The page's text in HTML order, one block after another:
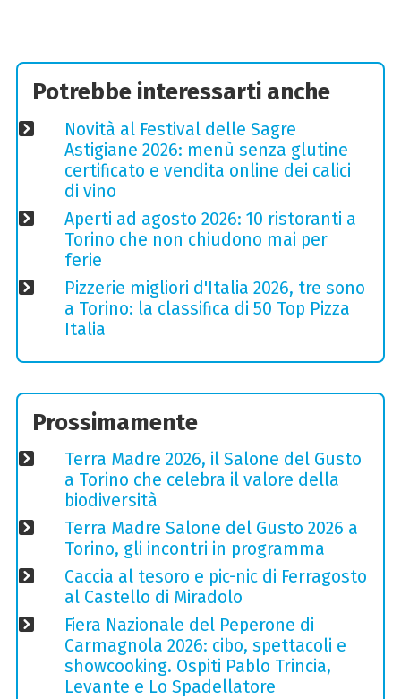
Potrebbe interessarti anche
Novità al Festival delle Sagre
Astigiane 2026: menù senza glutine
certificato e vendita online dei calici
di vino
Aperti ad agosto 2026: 10 ristoranti a
Torino che non chiudono mai per
ferie
Pizzerie migliori d'Italia 2026, tre sono
a Torino: la classifica di 50 Top Pizza
Italia
Prossimamente
Terra Madre 2026, il Salone del Gusto
a Torino che celebra il valore della
biodiversità
Terra Madre Salone del Gusto 2026 a
Torino, gli incontri in programma
Caccia al tesoro e pic-nic di Ferragosto
al Castello di Miradolo
Fiera Nazionale del Peperone di
Carmagnola 2026: cibo, spettacoli e
showcooking. Ospiti Pablo Trincia,
Levante e Lo Spadellatore